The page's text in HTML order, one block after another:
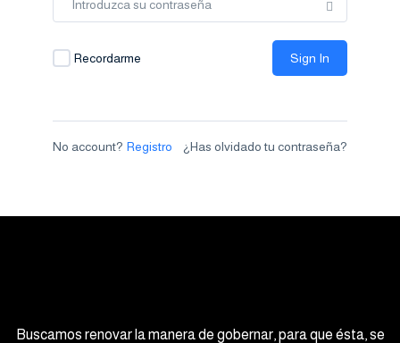
Recordarme Sign In
No account? Registro ¿Has olvidado tu contraseña?
Buscamos renovar la manera de gobernar, para que ésta, se